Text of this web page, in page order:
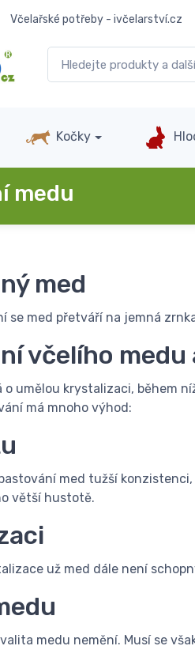
Včelařské potřeby - ivčelarství.cz
Kočky
medu
med
se med přetváří na jemná
včelího
o umělou krystalizaci, během
má mnoho výhod:
med tužší
větší hustotě.
už med dále není
medu nemění. Musí se